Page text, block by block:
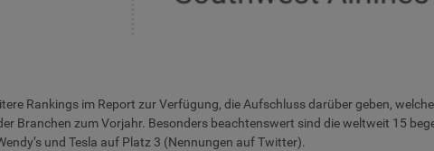
Rankings im Report zur Verfügung, die Aufschluss darüber geben,
Branchen zum Vorjahr. Besonders beachtenswert sind die weltweit 15
und Tesla auf Platz 3 (Nennungen auf Twitter).